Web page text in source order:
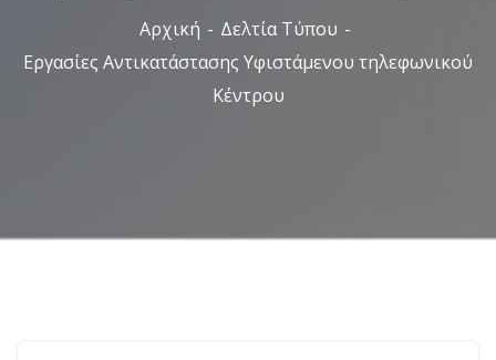
Αρχική
Δελτία Τύπου
Εργασίες Αντικατάστασης Υφιστάμενου τηλεφωνικού
Κέντρου